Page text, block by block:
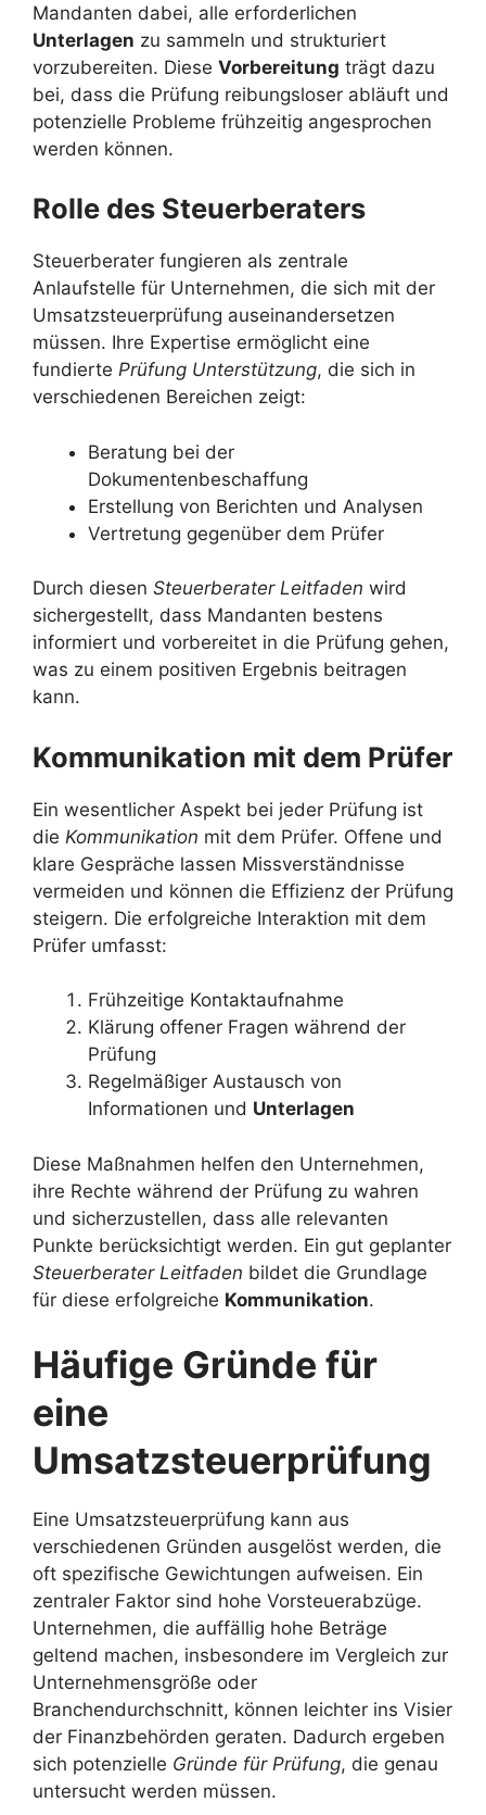
Mandanten dabei, alle erforderlichen
Unterlagen zu sammeln und strukturiert
vorzubereiten. Diese Vorbereitung trägt dazu
bei, dass die Prüfung reibungsloser abläuft und
potenzielle Probleme frühzeitig angesprochen
werden können.
Rolle des Steuerberaters
Steuerberater fungieren als zentrale
Anlaufstelle für Unternehmen, die sich mit der
Umsatzsteuerprüfung auseinandersetzen
müssen. Ihre Expertise ermöglicht eine
fundierte Prüfung Unterstützung, die sich in
verschiedenen Bereichen zeigt:
Beratung bei der
Dokumentenbeschaffung
Erstellung von Berichten und Analysen
Vertretung gegenüber dem Prüfer
Durch diesen Steuerberater Leitfaden wird
sichergestellt, dass Mandanten bestens
informiert und vorbereitet in die Prüfung gehen,
was zu einem positiven Ergebnis beitragen
kann.
Kommunikation mit dem Prüfer
Ein wesentlicher Aspekt bei jeder Prüfung ist
die Kommunikation mit dem Prüfer. Offene und
klare Gespräche lassen Missverständnisse
vermeiden und können die Effizienz der Prüfung
steigern. Die erfolgreiche Interaktion mit dem
Prüfer umfasst:
Frühzeitige Kontaktaufnahme
Klärung offener Fragen während der
Prüfung
Regelmäßiger Austausch von
Informationen und Unterlagen
Diese Maßnahmen helfen den Unternehmen,
ihre Rechte während der Prüfung zu wahren
und sicherzustellen, dass alle relevanten
Punkte berücksichtigt werden. Ein gut geplanter
Steuerberater Leitfaden bildet die Grundlage
für diese erfolgreiche Kommunikation.
Häufige Gründe für
eine
Umsatzsteuerprüfung
Eine Umsatzsteuerprüfung kann aus
verschiedenen Gründen ausgelöst werden, die
oft spezifische Gewichtungen aufweisen. Ein
zentraler Faktor sind hohe Vorsteuerabzüge.
Unternehmen, die auffällig hohe Beträge
geltend machen, insbesondere im Vergleich zur
Unternehmensgröße oder
Branchendurchschnitt, können leichter ins Visier
der Finanzbehörden geraten. Dadurch ergeben
sich potenzielle Gründe für Prüfung, die genau
untersucht werden müssen.